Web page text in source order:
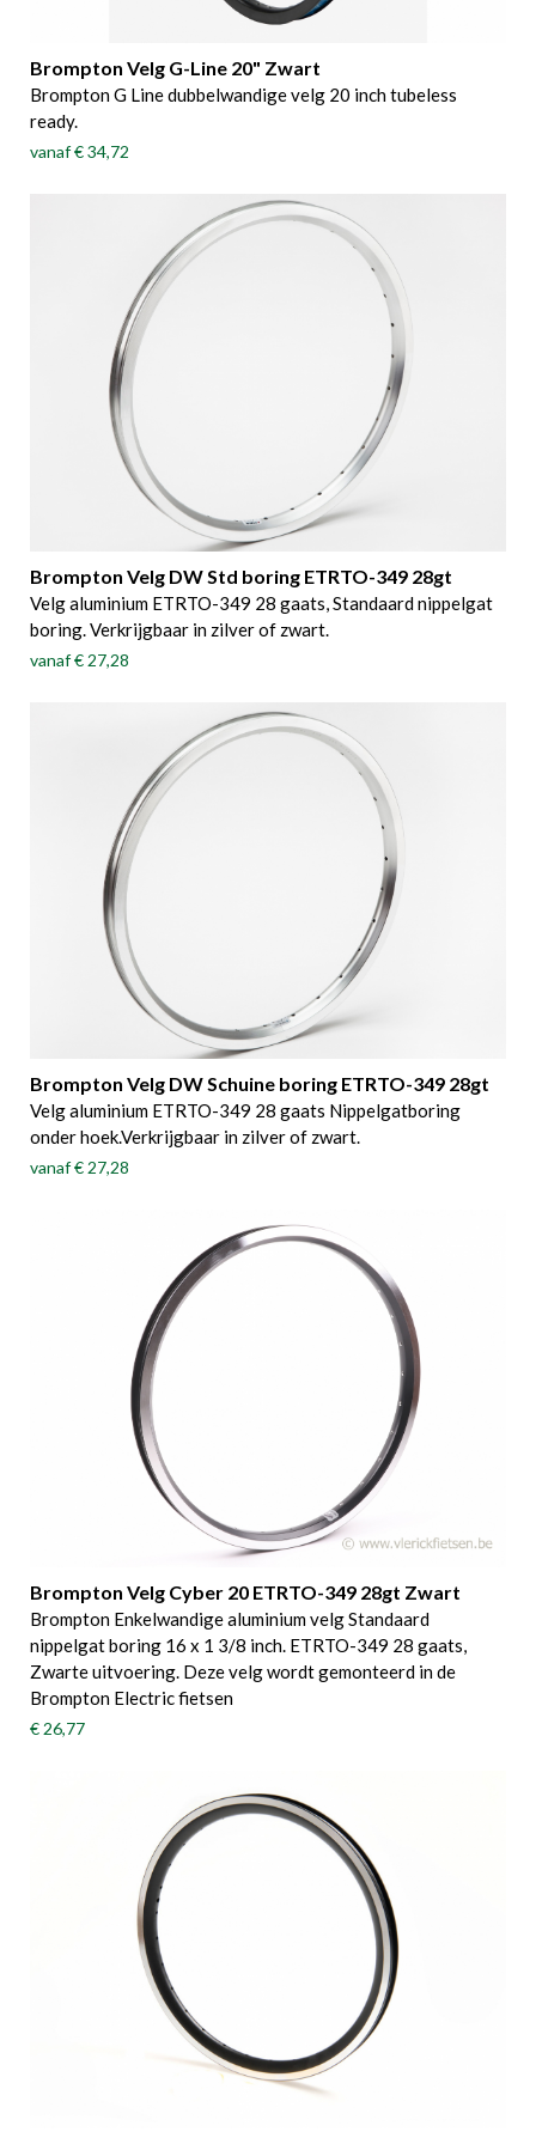
Brompton Velg G-Line 20" Zwart
Brompton G Line dubbelwandige velg 20 inch tubeless
ready.
vanaf€ 34,72
Brompton Velg DW Std boring ETRTO-349 28gt
Velg aluminium ETRTO-349 28 gaats, Standaard nippelgat
boring. Verkrijgbaar in zilver of zwart.
vanaf€ 27,28
Brompton Velg DW Schuine boring ETRTO-349 28gt
Velg aluminium ETRTO-349 28 gaats Nippelgatboring
onder hoek.Verkrijgbaar in zilver of zwart.
vanaf€ 27,28
Brompton Velg Cyber 20 ETRTO-349 28gt Zwart
Brompton Enkelwandige aluminium velg Standaard
nippelgat boring 16 x 1 3/8 inch. ETRTO-349 28 gaats,
Zwarte uitvoering. Deze velg wordt gemonteerd in de
Brompton Electric fietsen
€ 26,77